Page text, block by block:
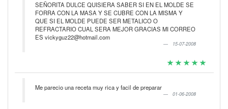
SEÑORITA DULCE QUISIERA SABER SI EN EL MOLDE SE
FORRA CON LA MASA Y SE CUBRE CON LA MISMA Y
QUE SI EL MOLDE PUEDE SER METALICO O
REFRACTARIO CUAL SERA MEJOR GRACIAS MI CORREO
ES vickyguz22@hotmail.com
15-07-2008
Me parecio una receta muy rica y facil de preparar
01-06-2008